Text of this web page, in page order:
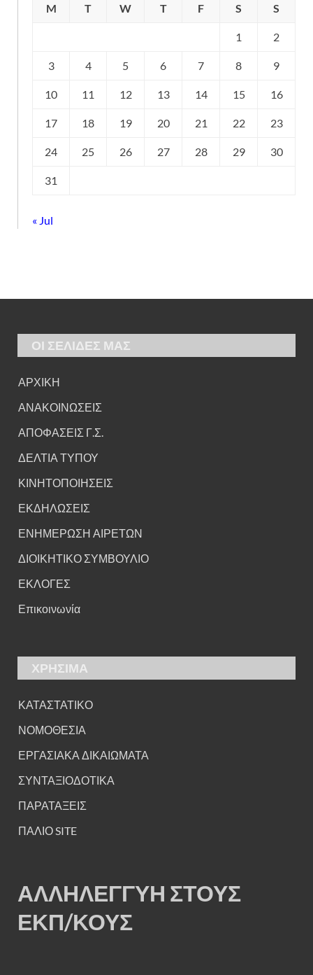
M
T W T F S S
1 2
3 4 5 6 7 8 9
10 11 12 13 14 15 16
17 18 19 20 21 22 23
24 25 26 27 28 29 30
31
« Jul
ΟΙ ΣΕΛΙΔΕΣ ΜΑΣ
ΑΡΧΙΚΗ
ΑΝΑΚΟΙΝΩΣΕΙΣ
ΑΠΟΦΑΣΕΙΣ Γ.Σ.
ΔΕΛΤΙΑ ΤΥΠΟΥ
ΚΙΝΗΤΟΠΟΙΗΣΕΙΣ
ΕΚΔΗΛΩΣΕΙΣ
ΕΝΗΜΕΡΩΣΗ ΑΙΡΕΤΩΝ
ΔΙΟΙΚΗΤΙΚΟ ΣΥΜΒΟΥΛΙΟ
ΕΚΛΟΓΕΣ
Επικοινωνία
ΧΡΗΣΙΜΑ
ΚΑΤΑΣΤΑΤΙΚΟ
ΝΟΜΟΘΕΣΙΑ
ΕΡΓΑΣΙΑΚΑ ΔΙΚΑΙΩΜΑΤΑ
ΣΥΝΤΑΞΙΟΔΟΤΙΚΑ
ΠΑΡΑΤΑΞΕΙΣ
ΠΑΛΙΟ SITE
ΑΛΛΗΛΕΓΓΥΗ ΣΤΟΥΣ
ΕΚΠ/ΚΟΥΣ